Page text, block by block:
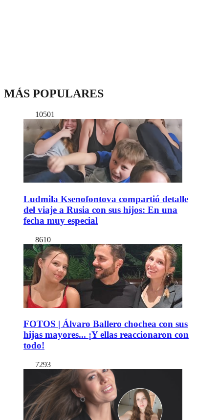
MÁS POPULARES
10501
Ludmila Ksenofontova compartió detalle
del viaje a Rusia con sus hijos: En una
fecha muy especial
8610
FOTOS | Álvaro Ballero chochea con sus
hijas mayores... ¡Y ellas reaccionaron con
todo!
7293